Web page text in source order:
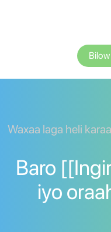
Waxaa laga heli
Baro
iyo